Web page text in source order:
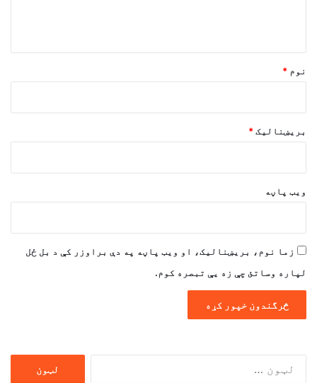
نوم *
بریښنالیک *
ویب پاڼه
زما نوم، بریښنالیک، او ویب پاڼه په دې براوزر کې د بل ځل
لپاره وساتئ چې زه یې تبصره کوم.